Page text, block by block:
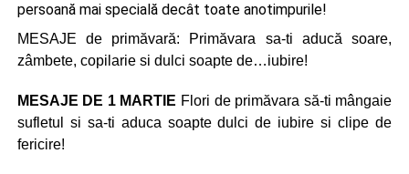
persoană mai specială decât toate anotimpurile!
MESAJE de primăvară: Primăvara sa-ti aducă soare,
zâmbete, copilarie si dulci soapte de…iubire!
MESAJE DE 1 MARTIE Flori de primăvara să-ti mângaie
sufletul si sa-ti aduca soapte dulci de iubire si clipe de
fericire!